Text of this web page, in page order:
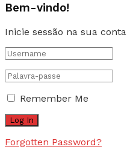
Bem-vindo!
Inicie sessão na sua conta
Remember Me
Forgotten Password?